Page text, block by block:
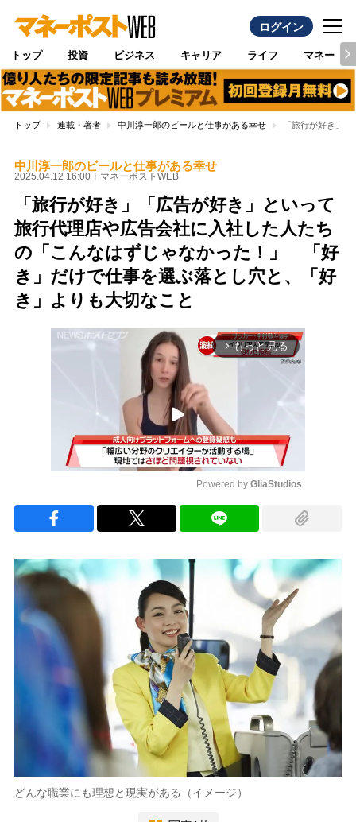
ログイン
トップ 投資 ビジネス キャリア ライフ マネー
トップ 連載・著者 中川淳一郎のビールと仕事がある幸せ 「旅行が好き」
中川淳一郎のビールと仕事がある幸せ
2025.04.12 16:00 マネーポストWEB
「旅行が好き」「広告が好き」といって
旅行代理店や広告会社に入社した人たち
の「こんなはずじゃなかった！」 「好
き」だけで仕事を選ぶ落とし穴と、「好
き」よりも大切なこと
arrow_forward_ios もっと見る
Powered by GliaStudios
どんな職業にも理想と現実がある（イメージ）